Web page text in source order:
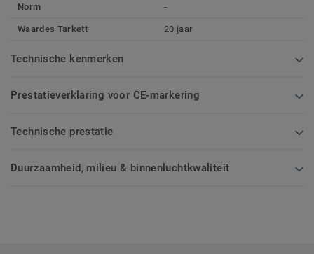
Norm
-
Waardes Tarkett 20 jaar
Technische kenmerken
Prestatieverklaring voor CE-markering
Technische prestatie
Duurzaamheid, milieu & binnenluchtkwaliteit